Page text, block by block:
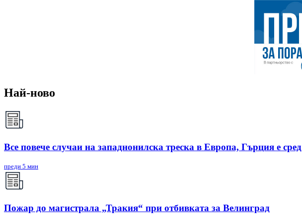
Най-ново
Все повече случаи на западнонилска треска в Европа, Гърция е
преди 5 мин
Пожар до магистрала „Тракия“ при отбивката за Велинград